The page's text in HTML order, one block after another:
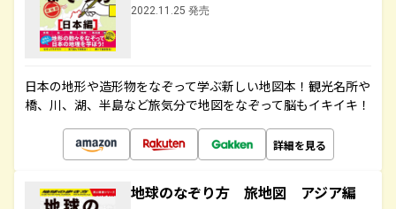
2022.11.25 発売
日本の地形や造形物をなぞって学ぶ新しい地図本！観光名所や
橋、川、湖、半島など旅気分で地図をなぞって脳もイキイキ！
詳細を見る
地球のなぞり方 旅地図 アジア編